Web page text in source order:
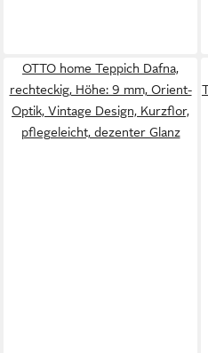
OTTO home Teppich Dafna,
rechteckig, Höhe: 9 mm, Orient-
Optik, Vintage Design, Kurzflor,
pflegeleicht, dezenter Glanz